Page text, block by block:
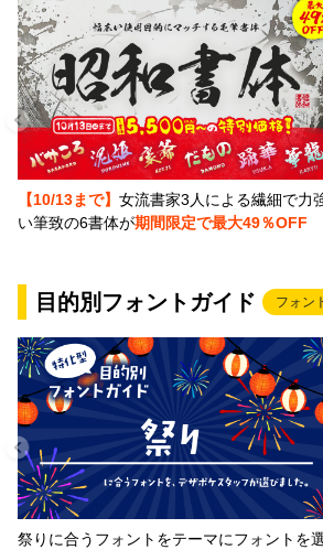
【10/13まで】 女流書家3人による繊細で力
い筆致の6書体が期間限定で最大49％OFF
目的別フォントガイド フォン
祭りに合うフォントをテーマにフォントを